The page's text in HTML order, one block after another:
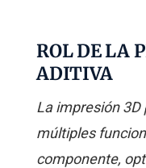
ROL DE LA
ADITIVA
La impresión
múltiples
componente,